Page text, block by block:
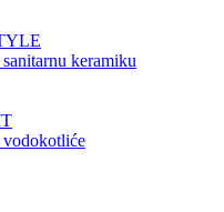
keramiku
vodokotliće